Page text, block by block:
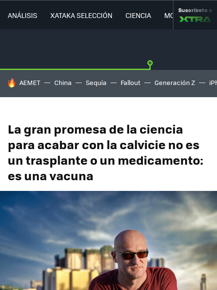
ANÁLISIS XATAKA SELECCIÓN CIENCIA MOVILIDAD
Suscríbete a
HOY SE HABLA DE
AEMET China Sequía Fallout Generación Z
La gran promesa de la ciencia
para acabar con la calvicie no es
un trasplante o un medicamento:
es una vacuna